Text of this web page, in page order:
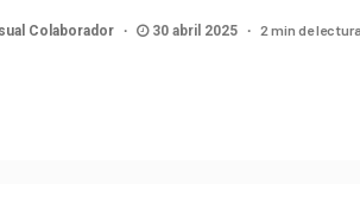
Colaborador 30 abril 2025 2 min de lectura